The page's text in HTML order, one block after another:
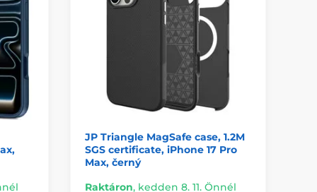
JP Triangle MagSafe case, 1.2M
SGS certificate, iPhone 17 Pro
Max, černý
Raktáron, kedden 8. 11. Önnél